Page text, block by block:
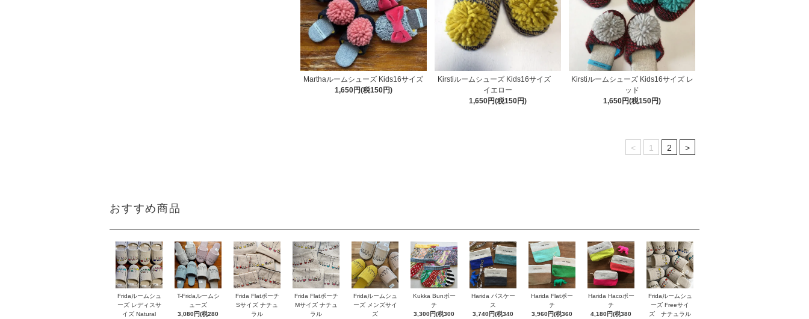
Marthaルームシューズ Kids16サイズ
1,650円(税150円)
Kirstiルームシューズ Kids16サイズ
イエロー
1,650円(税150円)
Kirstiルームシューズ Kids16サイズ レ
ッド
1,650円(税150円)
< 1 2 >
おすすめ商品
Fridaルームシュ
ーズ レディスサ
イズ Natural
T-Fridaルームシ
ューズ
3,080円(税280
Frida Flatポーチ
Sサイズ ナチュ
ラル
Frida Flatポーチ
Mサイズ ナチュ
ラル
Fridaルームシュ
ーズ メンズサイ
ズ
Kukka Bunポー
チ
3,300円(税300
Harida パスケー
ス
3,740円(税340
Harida Flatポー
チ
3,960円(税360
Harida Hacoポー
チ
4,180円(税380
Fridaルームシュ
ーズ Freeサイ
ズ ナチュラル